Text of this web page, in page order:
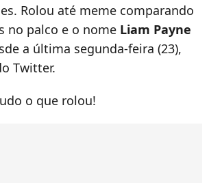
Rolou até meme comparando
no palco e o nome Liam Payne
a última segunda-feira (23),
Twitter.
o que rolou!